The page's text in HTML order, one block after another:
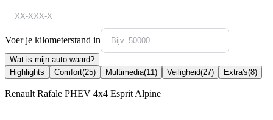
Voer je kilometerstand in
Wat is mijn auto waard?
Highlights
Comfort(25) Multimedia(11) Veiligheid(27) Extra's(8)
Renault Rafale PHEV 4x4 Esprit Alpine